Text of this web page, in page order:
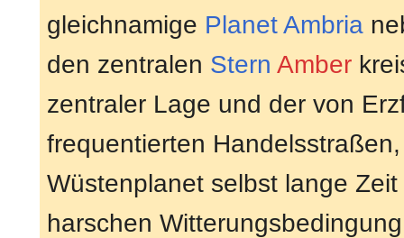
gleichnamige PlanetAmbria
den zentralen Stern Amber
zentraler Lage und der von
frequentierten
Wüstenplanet selbst lange
harschen